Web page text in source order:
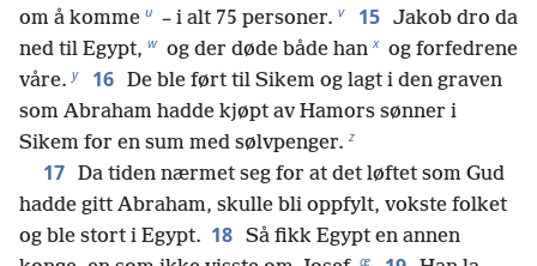
om å komme u – i alt 75 personer. v 15 Jakob dro da
ned til Egypt, w og der døde både han x og forfedrene
våre. y 16 De ble ført til Sikem og lagt i den graven
som Abraham hadde kjøpt av Hamors sønner i
Sikem for en sum med sølvpenger. z
17 Da tiden nærmet seg for at det løftet som Gud
hadde gitt Abraham, skulle bli oppfylt, vokste folket
og ble stort i Egypt. 18 Så fikk Egypt en annen
æ